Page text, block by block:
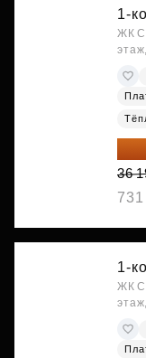
1-
ЖК
26
36
731
1-
ЖК